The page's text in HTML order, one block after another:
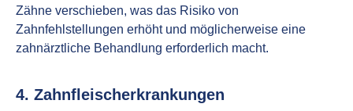
Zähne verschieben, was das Risiko von
Zahnfehlstellungen erhöht und möglicherweise eine
zahnärztliche Behandlung erforderlich macht.
4. Zahnfleischerkrankungen